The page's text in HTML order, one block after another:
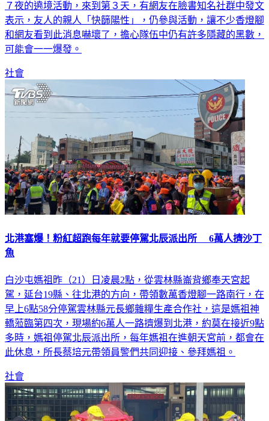
７夜的遶境活動，來到第３天，有網友在臉書知名社群中發文
表示，友人的親人「快篩陽性」，仍參與活動，讓不少香燈腳
和網友看到此消息嚇壞了，擔心隊伍中仍有許多隱藏的黑數，
可能會一一爆發。
社會
北港塞爆！粉紅超跑每年就要停駕北辰派出所 6萬人擠沙丁
魚
白沙屯媽祖昨（21）日凌晨2點，從雲林縣崙背鄉奉天宮起
駕，延台19縣、往北港的方向，帶領數萬香燈腳一路南行，在
早上6點58分停駕雲林縣元長鄉雜糧生產合作社，這是媽祖神
轎蒞臨第四次，現場約6萬人一路擠爆到北港，約莫在接近9點
多時，媽祖停駕北辰派出所，每年媽祖在進朝天宮前，都會在
此休息，所長蔡培元帶領員警們共同迎接、參拜媽祖。
社會